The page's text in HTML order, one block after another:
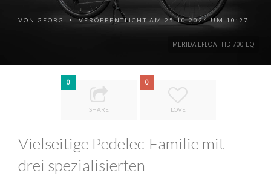
MERIDA EFLOAT HD 700 EQ
VON GEORG •VERÖFFENTLICHT AM 25.10.2024 UM 10:27
0
SHARE
0
LOVE
Vielseitige Pedelec-Familie mit
drei spezialisierten